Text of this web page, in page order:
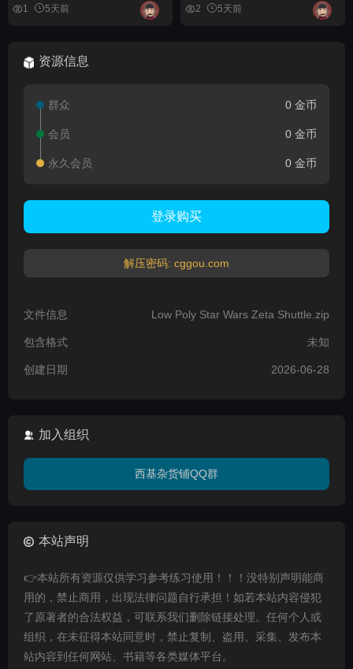
Class
1 5天前 2 5天前
资源信息
群众 0 金币
会员 0 金币
永久会员 0 金币
登录购买
解压密码: cggou.com
文件信息 Low Poly Star Wars Zeta Shuttle.zip
包含格式 未知
创建日期 2026-06-28
加入组织
西基杂货铺QQ群
本站声明
👉本站所有资源仅供学习参考练习使用！！！没特别声明能商
用的，禁止商用，出现法律问题自行承担！如若本站内容侵犯
了原著者的合法权益，可联系我们删除链接处理。任何个人或
组织，在未征得本站同意时，禁止复制、盗用、采集、发布本
站内容到任何网站、书籍等各类媒体平台。